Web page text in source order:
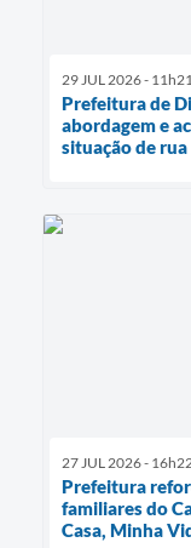
29 JUL 2026 - 11h21
Prefeitura de
abordagem e
situação de rua
27 JUL 2026 - 16h22
Prefeitura
familiares do
Casa, Minha